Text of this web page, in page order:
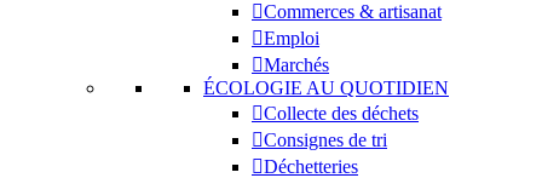
Commerces & artisanat
Emploi
Marchés
ÉCOLOGIE AU QUOTIDIEN
Collecte des déchets
Consignes de tri
Déchetteries